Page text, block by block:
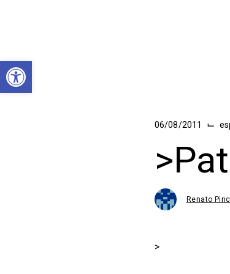
Abrir a barra de
06/08/2011 ⌙
Renato
>